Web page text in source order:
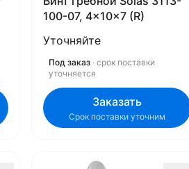
100-07, 4x10x7 (R)
Уточняйте
Под заказ · срок поставки
уточняется
Заказать
Срок поставки уточним